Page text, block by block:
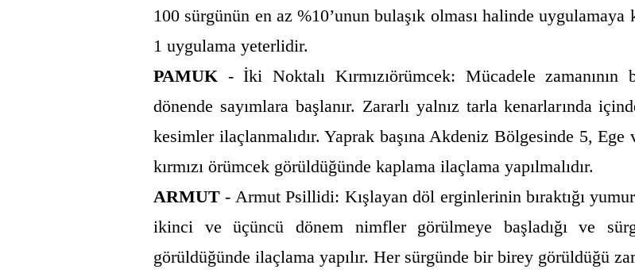
100 sürgünün en az %10’unun bulaşık olması halinde
1 uygulama yeterlidir.
PAMUK - İki Noktalı Kırmızıörümcek: Mücadele
dönende sayımlara başlanır. Zararlı yalnız tarla kenarlarında
kesimler ilaçlanmalıdır. Yaprak başına Akdeniz Bölgesinde 5,
kırmızı örümcek görüldüğünde kaplama ilaçlama yapılmalıdır.
ARMUT - Armut Psillidi: Kışlayan döl erginlerinin bıraktığı
ikinci ve üçüncü dönem nimfler görülmeye başladığı ve
görüldüğünde ilaçlama yapılır. Her sürgünde bir birey görüldüğü